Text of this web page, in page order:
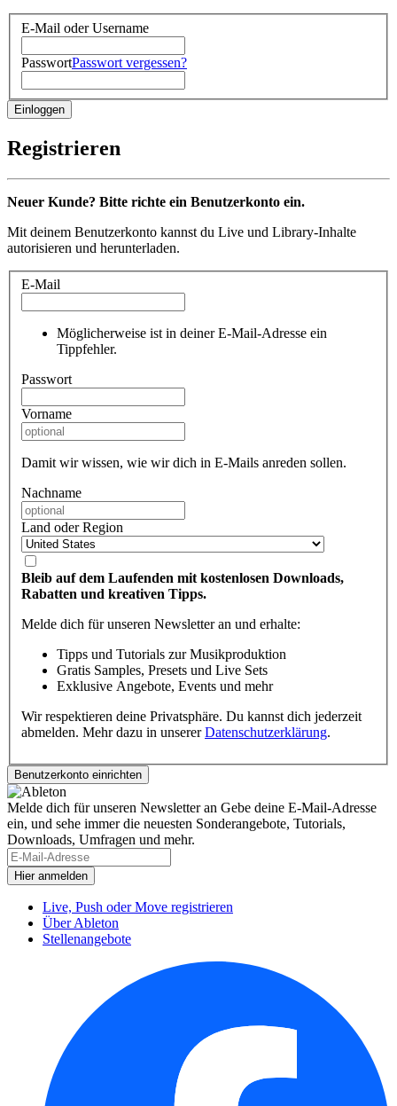
E-Mail oder Username
PasswortPasswort vergessen?
Registrieren
Neuer Kunde? Bitte richte ein Benutzerkonto ein.
Mit deinem Benutzerkonto kannst du Live und Library-Inhalte
autorisieren und herunterladen.
E-Mail
Möglicherweise ist in deiner E-Mail-Adresse ein
Tippfehler.
Passwort
Vorname
Damit wir wissen, wie wir dich in E-Mails anreden sollen.
Nachname
Land oder Region
Bleib auf dem Laufenden mit kostenlosen Downloads,
Rabatten und kreativen Tipps.
Melde dich für unseren Newsletter an und erhalte:
Tipps und Tutorials zur Musikproduktion
Gratis Samples, Presets und Live Sets
Exklusive Angebote, Events und mehr
Wir respektieren deine Privatsphäre. Du kannst dich jederzeit
abmelden. Mehr dazu in unsererDatenschutzerklärung.
Melde dich für unseren Newsletter an Gebe deine E-Mail-Adresse
ein, und sehe immer die neuesten Sonderangebote, Tutorials,
Downloads, Umfragen und mehr.
Live, Push oder Move registrieren
Über Ableton
Stellenangebote